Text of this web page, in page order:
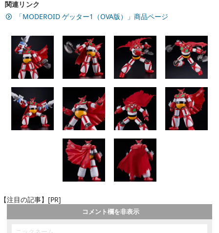
関連リンク
「MODEROID ゲッター1（OVA版）」商品ページ
【注目の記事】[PR]
コメント欄を非表示